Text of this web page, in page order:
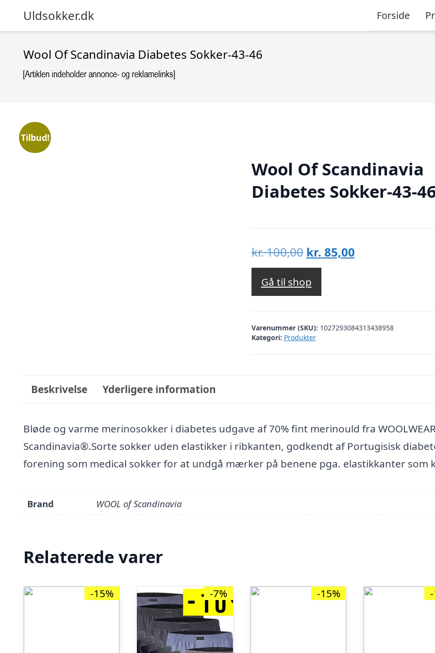
Uldsokker.dk Forside
Wool Of Scandinavia Diabetes Sokker-43-46
Tilbud!
Wool Of Scandinavia
Diabetes Sokker-43-
kr.100,00 Den
oprindelige
pris
var:
kr. 100,00.
kr. 85,00Den
kr. 85,00.
Gå til shop
Varenummer (SKU): 1027293084313438958
Kategori: Produkter
Beskrivelse Yderligere information
Bløde og varme merinosokker i diabetes udgave af 70% fint merinould fra
Scandinavia®.Sorte sokker uden elastikker i ribkanten, godkendt af Portugisisk
forening som medical sokker for at undgå mærker på benene pga. elastikkanter som
Brand WOOL of Scandinavia
Relaterede varer
-15% -7% -15%